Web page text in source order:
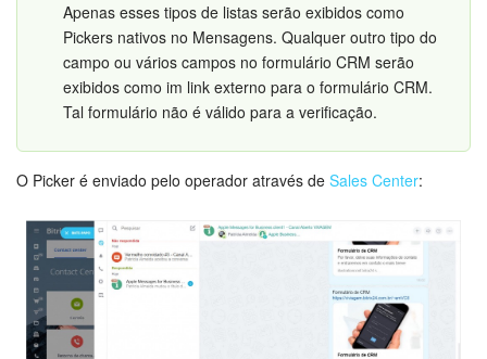
Apenas esses tipos de listas serão exibidos como
Pickers nativos no Mensagens. Qualquer outro tipo do
campo ou vários campos no formulário CRM serão
exibidos como im link externo para o formulário CRM.
Tal formulário não é válido para a verificação.
O Picker é enviado pelo operador através de Sales Center: